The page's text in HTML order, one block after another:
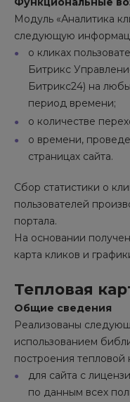
Модуль «Аналитика
следующую
о кликах
Битрикс
Битрикс24) на
период времени;
о количестве
о времени,
страницах сайта.
Сбор статистики о
пользователей
портала.
На основании
карта кликов и
Тепловая
Общие сведения
Реализованы
использованием
построения тепловой
для сайта с
по данным всех